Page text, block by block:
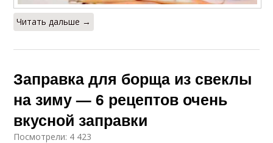
Читать дальше →
Заправка для борща из свеклы
на зиму — 6 рецептов очень
вкусной заправки
Посмотрели: 4 423